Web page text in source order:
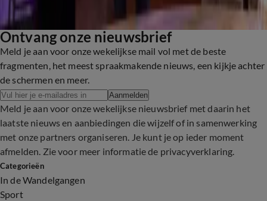
gehaald. Van sport tot showbizz en politiek: niets blijft
onbesproken.
Ontvang onze nieuwsbrief
Meld je aan voor onze wekelijkse mail vol met de beste
fragmenten, het meest spraakmakende nieuws, een kijkje achter
de schermen en meer.
Aanmelden
Meld je aan voor onze wekelijkse nieuwsbrief met daarin het
laatste nieuws en aanbiedingen die wijzelf of in samenwerking
met onze partners organiseren. Je kunt je op ieder moment
afmelden. Zie voor meer informatie de privacyverklaring.
Categorieën
In de Wandelgangen
Sport